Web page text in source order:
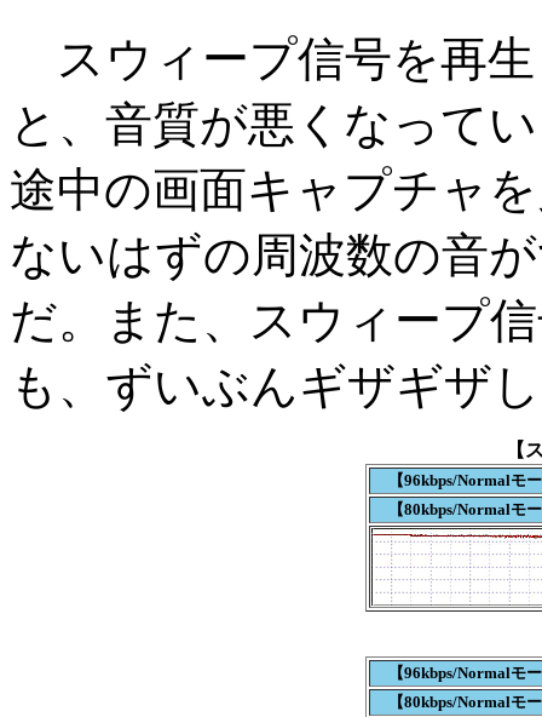
スウィープ信号を再
と、音質が悪くなって
途中の画面キャプチャ
ないはずの周波数の音
だ。また、スウィープ
も、ずいぶんギザギザ
【
【96kbps/Normalモ
【80kbps/Normalモ
【96kbps/Normalモ
【80kbps/Normalモ